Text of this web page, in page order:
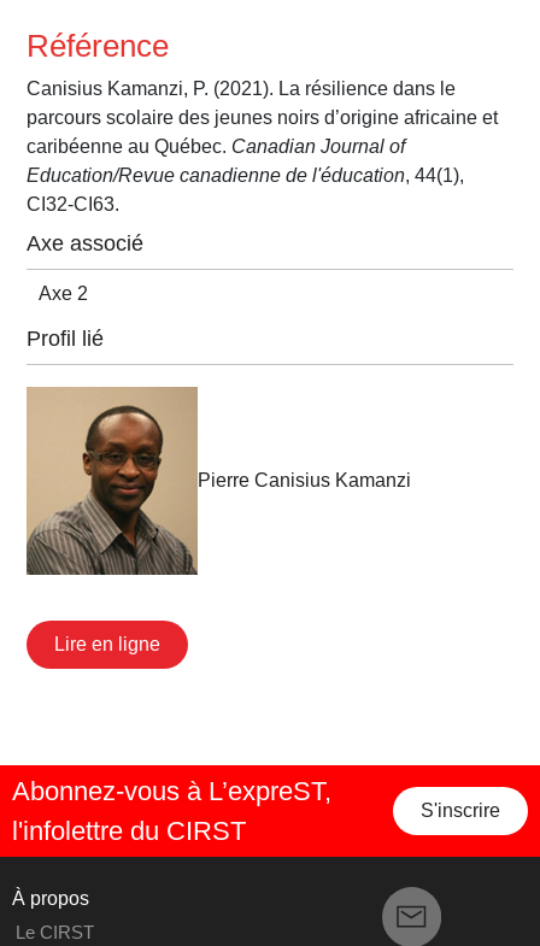
Référence
Canisius Kamanzi, P. (2021). La résilience dans le
parcours scolaire des jeunes noirs d’origine africaine et
caribéenne au Québec. Canadian Journal of
Education/Revue canadienne de l'éducation, 44(1),
CI32-CI63.
Axe associé
Axe 2
Profil lié
Pierre Canisius Kamanzi
Lire en ligne
Abonnez-vous à L’expreST,
l'infolettre du CIRST
S'inscrire
À propos
Le CIRST